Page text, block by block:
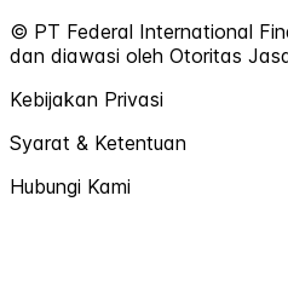
© PT Federal International
dan diawasi oleh Otoritas
Kebijakan Privasi
Syarat & Ketentuan
Hubungi Kami